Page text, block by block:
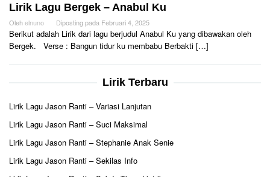
Lirik Lagu Bergek – Anabul Ku
Olehelnuno Diposting pada Februari 4, 2025
Berikut adalah Lirik dari lagu berjudul Anabul Ku yang dibawakan oleh
Bergek. Verse : Bangun tidur ku membabu Berbakti […]
Lirik Terbaru
Lirik Lagu Jason Ranti – Variasi Lanjutan
Lirik Lagu Jason Ranti – Suci Maksimal
Lirik Lagu Jason Ranti – Stephanie Anak Senie
Lirik Lagu Jason Ranti – Sekilas Info